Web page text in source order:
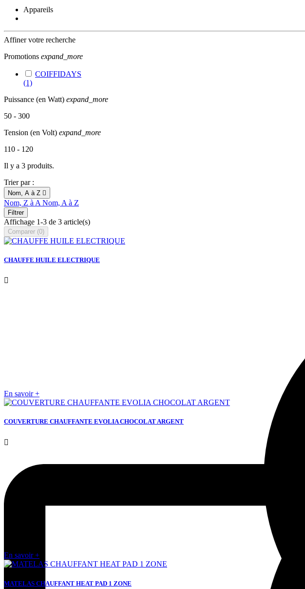
Appareils
Affiner votre recherche
Promotions expand_more
COIFFIDAYS
(1)
Puissance (en Watt) expand_more
50 - 300
Tension (en Volt) expand_more
110 - 120
Il y a 3 produits.
Trier par :
Nom, A à Z 
Nom, Z à A Nom, A à Z
Filtrer
Affichage 1-3 de 3 article(s)
Comparer (0)‎
CHAUFFE HUILE ELECTRIQUE

En savoir +
COUVERTURE CHAUFFANTE EVOLIA CHOCOLAT ARGENT

En savoir +
MATELAS CHAUFFANT HEAT PAD 1 ZONE